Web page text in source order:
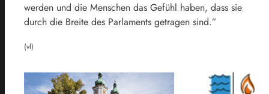
werden und die Menschen das Gefühl haben, dass sie
durch die Breite des Parlaments getragen sind.”
(vl)